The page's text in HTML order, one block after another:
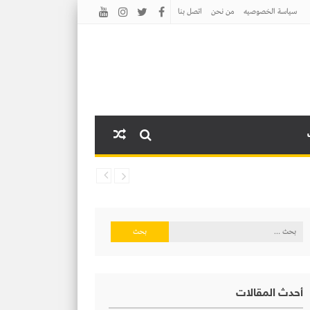
سياسة الخصوصيه من نحن اتصل بنا
البحث
أحدث المقالات